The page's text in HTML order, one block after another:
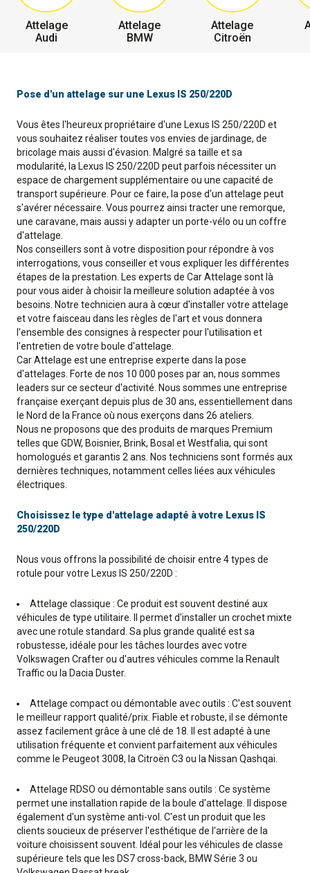
Attelage
Audi
Attelage
BMW
Attelage
Citroën
Pose d'un attelage sur une Lexus IS 250/220D
Vous êtes l'heureux propriétaire d'une Lexus IS 250/220D et
vous souhaitez réaliser toutes vos envies de jardinage, de
bricolage mais aussi d'évasion. Malgré sa taille et sa
modularité, la Lexus IS 250/220D peut parfois nécessiter un
espace de chargement supplémentaire ou une capacité de
transport supérieure. Pour ce faire, la pose d'un attelage peut
s'avérer nécessaire. Vous pourrez ainsi tracter une remorque,
une caravane, mais aussi y adapter un porte-vélo ou un coffre
d'attelage.
Nos conseillers sont à votre disposition pour répondre à vos
interrogations, vous conseiller et vous expliquer les différentes
étapes de la prestation. Les experts de Car Attelage sont là
pour vous aider à choisir la meilleure solution adaptée à vos
besoins. Notre technicien aura à cœur d'installer votre attelage
et votre faisceau dans les règles de l'art et vous donnera
l'ensemble des consignes à respecter pour l'utilisation et
l'entretien de votre boule d'attelage.
Car Attelage est une entreprise experte dans la pose
d'attelages. Forte de nos 10 000 poses par an, nous sommes
leaders sur ce secteur d'activité. Nous sommes une entreprise
française exerçant depuis plus de 30 ans, essentiellement dans
le Nord de la France où nous exerçons dans 26 ateliers.
Nous ne proposons que des produits de marques Premium
telles que GDW, Boisnier, Brink, Bosal et Westfalia, qui sont
homologués et garantis 2 ans. Nos techniciens sont formés aux
dernières techniques, notamment celles liées aux véhicules
électriques.
Choisissez le type d'attelage adapté à votre Lexus IS
250/220D
Nous vous offrons la possibilité de choisir entre 4 types de
rotule pour votre Lexus IS 250/220D :
Attelage classique : Ce produit est souvent destiné aux
véhicules de type utilitaire. Il permet d'installer un crochet mixte
avec une rotule standard. Sa plus grande qualité est sa
robustesse, idéale pour les tâches lourdes avec votre
Volkswagen Crafter ou d'autres véhicules comme la Renault
Traffic ou la Dacia Duster.
Attelage compact ou démontable avec outils : C'est souvent
le meilleur rapport qualité/prix. Fiable et robuste, il se démonte
assez facilement grâce à une clé de 18. Il est adapté à une
utilisation fréquente et convient parfaitement aux véhicules
comme le Peugeot 3008, la Citroën C3 ou la Nissan Qashqai.
Attelage RDSO ou démontable sans outils : Ce système
permet une installation rapide de la boule d'attelage. Il dispose
également d'un système anti-vol. C'est un produit que les
clients soucieux de préserver l'esthétique de l'arrière de la
voiture choisissent souvent. Idéal pour les véhicules de classe
supérieure tels que les DS7 cross-back, BMW Série 3 ou